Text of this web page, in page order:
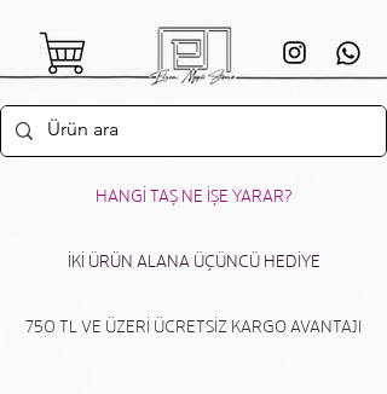
HANGİ TAŞ NE İŞE YARAR?
İKİ ÜRÜN ALANA ÜÇÜNCÜ HEDİYE
750 TL VE ÜZERİ ÜCRETSİZ KARGO AVANTAJI